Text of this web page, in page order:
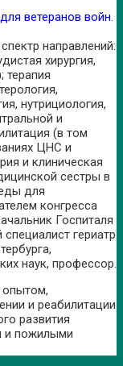
направлений:
хирургия,
терапия
нутрициология,
и
(в том
ЦНС и
и клиническая
сестры в
для
конгресса
Госпиталя
гериатр
наук, профессор.
опытом,
и реабилитации
развития
и пожилыми